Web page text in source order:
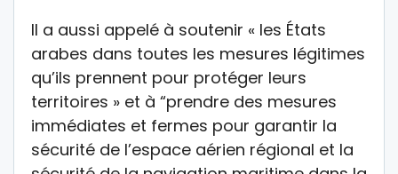
Il a aussi appelé à soutenir « les États
arabes dans toutes les mesures légitimes
qu’ils prennent pour protéger leurs
territoires » et à “prendre des mesures
immédiates et fermes pour garantir la
sécurité de l’espace aérien régional et la